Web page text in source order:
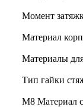
Момент
Материал
Материалы
Тип гайки
М8 Материал